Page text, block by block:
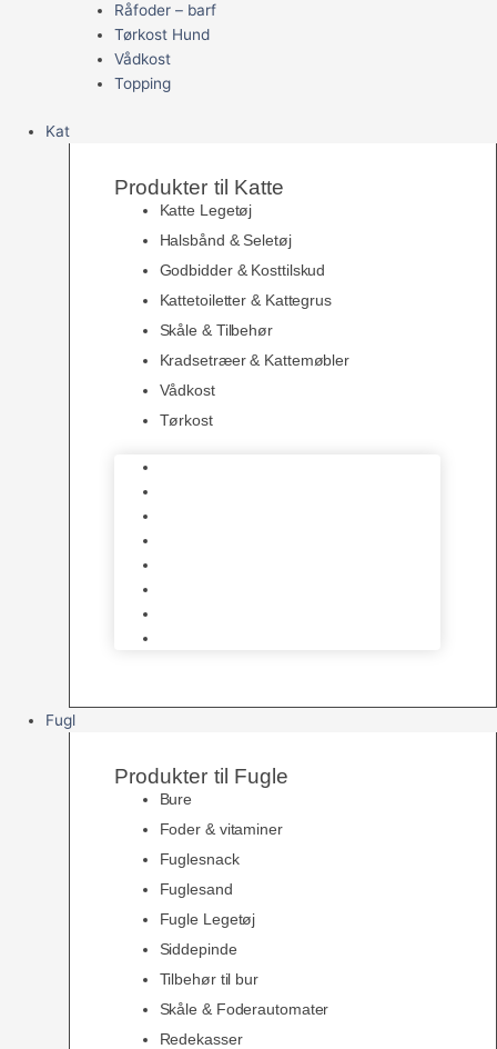
Råfoder – barf
Tørkost Hund
Vådkost
Topping
Kat
Produkter til Katte
Katte Legetøj
Halsbånd & Seletøj
Godbidder & Kosttilskud
Kattetoiletter & Kattegrus
Skåle & Tilbehør
Kradsetræer & Kattemøbler
Vådkost
Tørkost
Fugl
Produkter til Fugle
Bure
Foder & vitaminer
Fuglesnack
Fuglesand
Fugle Legetøj
Siddepinde
Tilbehør til bur
Skåle & Foderautomater
Redekasser